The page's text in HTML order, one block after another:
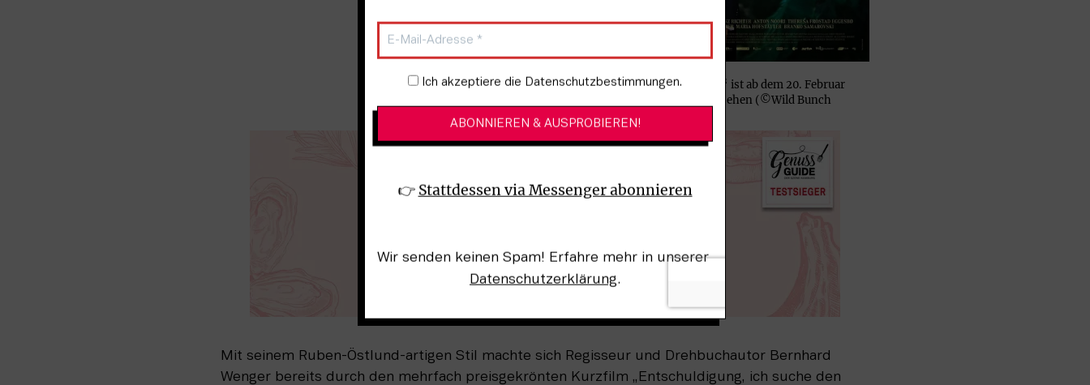
„Pfau – Bin ich echt?“ ist ab dem 20. Februar
2025 in den Kinos zu sehen (©Wild Bunch
Germany)
Mit seinem Ruben-Östlund-artigen Stil machte sich Regisseur und Drehbuchautor Bernhard
Wenger bereits durch den mehrfach preisgekrönten Kurzfilm „Entschuldigung, ich suche den
Newsletter-Anmeldung
Ich akzeptiere die Datenschutzbestimmungen.
👉 Stattdessen via Messenger abonnieren
Wir senden keinen Spam! Erfahre mehr in unserer
Datenschutzerklärung.